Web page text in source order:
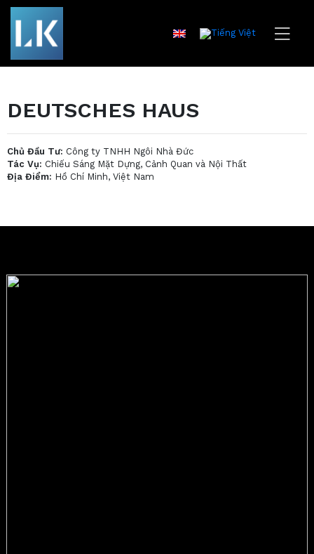
DEUTSCHES HAUS
Chủ Đầu Tư: Công ty TNHH Ngôi Nhà Đức
Tác Vụ: Chiếu Sáng Mặt Dựng, Cảnh Quan và Nội Thất
Địa Điểm: Hồ Chí Minh, Việt Nam